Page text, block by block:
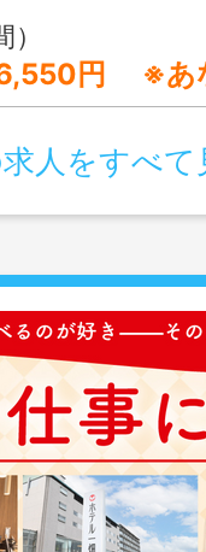
験・スキル・前職給与を
人をすべて